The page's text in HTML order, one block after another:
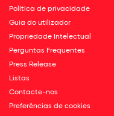
Política de privacidade
Guia do utilizador
Propriedade Intelectual
Perguntas Frequentes
Press Release
Listas
Contacte-nos
Preferências de cookies